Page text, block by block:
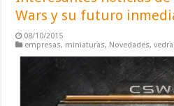
Wars y su futuro
08/10/2015
empresas, miniaturas, Novedades,